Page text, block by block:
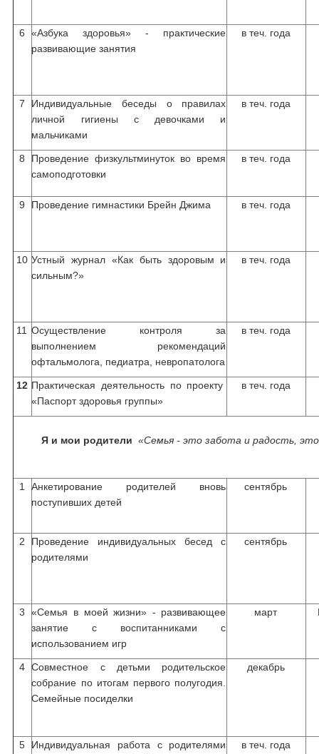
6
«Азбука здоровья» - практические
развивающие занятия
в теч. года
7
Индивидуальные беседы о правилах
личной гигиены с девочками и
мальчиками
в теч. года
8
Проведение физкультминуток во время
самоподготовки
в теч. года
9 Проведение гимнастики Брейн Джима в теч. года
10 Устный журнал «Как быть здоровым и
сильным?»
в теч. года
11 Осуществление контроля за
выполнением рекомендаций
офтальмолога, педиатра, невропатолога
в теч. года
12 Практическая деятельность по проекту
«Паспорт здоровья группы»
в теч. года
Я и мои родители «Семья - это забота и радость,
1
Анкетирование родителей вновь
поступивших детей
сентябрь
2
Проведение индивидуальных бесед с
родителями
сентябрь
3
«Семья в моей жизни» - развивающее
занятие с воспитанниками с
использованием игр
март
4
Совместное с детьми родительское
собрание по итогам первого полугодия.
Семейные посиделки
декабрь
5
Индивидуальная работа с родителями
в теч. года